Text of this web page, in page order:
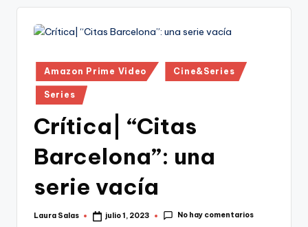
Publicado
en
Amazon Prime Video Cine&Series
Series
Crítica| “Citas
Barcelona”: una
serie vacía
Publicado
Laura Salas julio 1, 2023 No hay comentarios